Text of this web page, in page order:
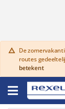
warning De
routes
betekent